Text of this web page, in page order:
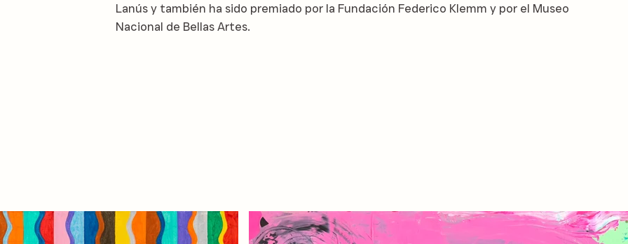
Lanús y también ha sido premiado por la Fundación Federico Klemm y por el Museo
Nacional de Bellas Artes.